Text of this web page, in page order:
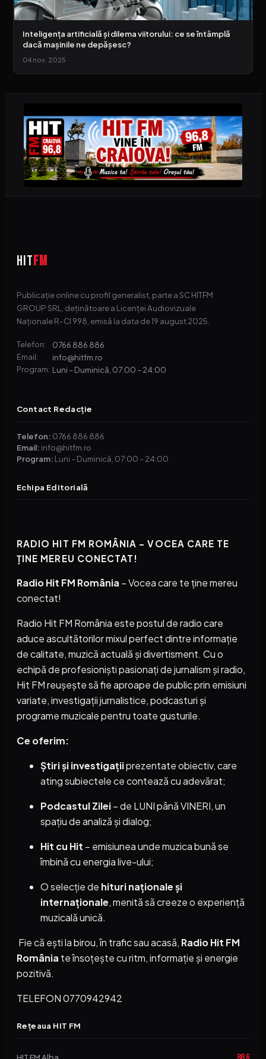
Inteligența artificială și dilema viitorului: ce se întâmplă
dacă mașinile ne depășesc?
04 nov. 2025
HITFM
Publicație online cu profil generalist, parte a SC HITFM
GROUP SRL, deținătoare a Licenței Audiovizuale
Naționale R-CI 998, emisă la data de 19 august 2025.
Telefon: 0766 886 886
Email: info@hitfm.ro
Program: Luni – Duminică, 07:00 – 24:00
Contact Redacție
Telefon: 0766 886 886
Email: info@hitfm.ro
Program: Luni – Duminică, 07:00 – 24:00
Echipa Editorială
RADIO HIT FM ROMÂNIA – VOCEA CARE TE
ȚINE MEREU CONECTAT!
Radio Hit FM România – Vocea care te ține mereu
conectat!
Radio Hit FM România este postul de radio care
aduce ascultătorilor mixul perfect dintre informație
de calitate, muzică actuală și divertisment. Cu o
echipă de profesioniști pasionați de jurnalism și radio,
Hit FM reușește să fie aproape de public prin emisiuni
variate, investigații jurnalistice, podcasturi și
programe muzicale pentru toate gusturile.
Ce oferim:
Știri și investigațiiprezentate obiectiv, care
ating subiectele ce contează cu adevărat;
Podcastul Zilei– de LUNI până VINERI, un
spațiu de analiză și dialog;
Hit cu Hit – emisiunea unde muzica bună se
îmbină cu energia live-ului;
O selecție de hituri naționale și
internaționale, menită să creeze o experiență
muzicală unică.
Fie că ești la birou, în trafic sau acasă, Radio Hit FM
România te însoțește cu ritm, informație și energie
pozitivă.
TELEFON 0770942942
Rețeaua HIT FM